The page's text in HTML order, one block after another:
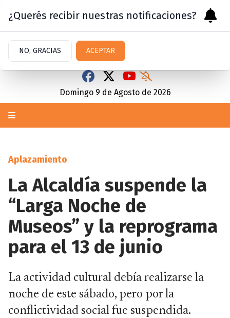
Domingo 9 de Agosto de 2026
Aplazamiento
La Alcaldía suspende la
“Larga Noche de
Museos” y la reprograma
para el 13 de junio
La actividad cultural debía realizarse la
noche de este sábado, pero por la
conflictividad social fue suspendida.
¿Querés recibir nuestras notificaciones?
NO, GRACIAS ACEPTAR